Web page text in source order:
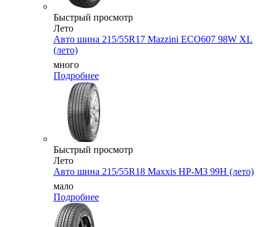
Быстрый просмотр
Лето
Авто шина 215/55R17 Mazzini ECO607 98W XL
(лето)
много
Подробнее
Быстрый просмотр
Лето
Авто шина 215/55R18 Maxxis HP-M3 99H (лето)
мало
Подробнее